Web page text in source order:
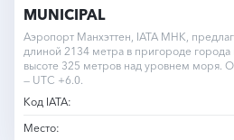
MUNICIPAL
Аэропорт Манхэттен, IATA MHK,
длиной 2134 метра в пригороде
высоте 325 метров над уровнем моря.
— UTC +6.0.
Код IATA:
Место: